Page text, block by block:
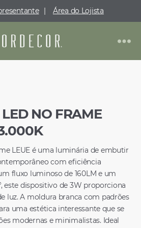
| Área do Lojista
Nordecor
NO FRAME
LEUE é uma luminária de embutir
com eficiência
fluxo luminoso de 160LM e um
este dispositivo de 3W proporciona
luz. A moldura branca com padrões
uma estética interessante que se
modernas e minimalistas. Ideal